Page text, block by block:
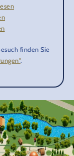
finden Sie
.